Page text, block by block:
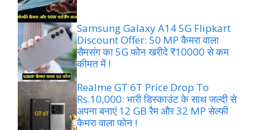
Samsung Galaxy A14 5G Flipkart
Discount Offer: 50 MP कैमरा वाला
सैमसंग का 5G फोन खरीदे ₹10000 से कम
कीमत में !
Realme GT 6T Price Drop To
Rs.10,000: भारी डिस्काउंट के साथ जल्दी से
अपना बनाएं 12 GB रैम और 32 MP सेल्फी
कैमरा वाला फोन !